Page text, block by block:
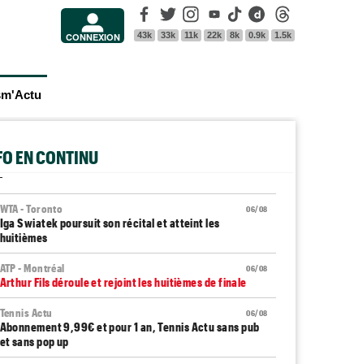
CONNEXION
Facebook
43k
Twitter
33k
Instagram
11k
Youtube
22k
Tik Tok
8k
Dailymotion
0.9k 1.5k
EN CONTINU
06/08
WTA - Toronto
Iga Swiatek poursuit son récital et atteint les
huitièmes
06/08
ATP - Montréal
Arthur Fils déroule et rejoint les huitièmes de finale
06/08
Tennis Actu
Abonnement 9,99€ et pour 1 an, Tennis Actu sans pub
et sans pop up